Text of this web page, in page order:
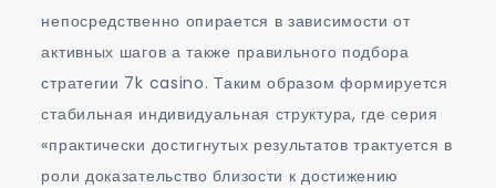
непосредственно опирается в зависимости от
активных шагов а также правильного подбора
стратегии 7k casino. Таким образом формируется
стабильная индивидуальная структура, где серия
«практически достигнутых результатов трактуется в
роли доказательство близости к достижению